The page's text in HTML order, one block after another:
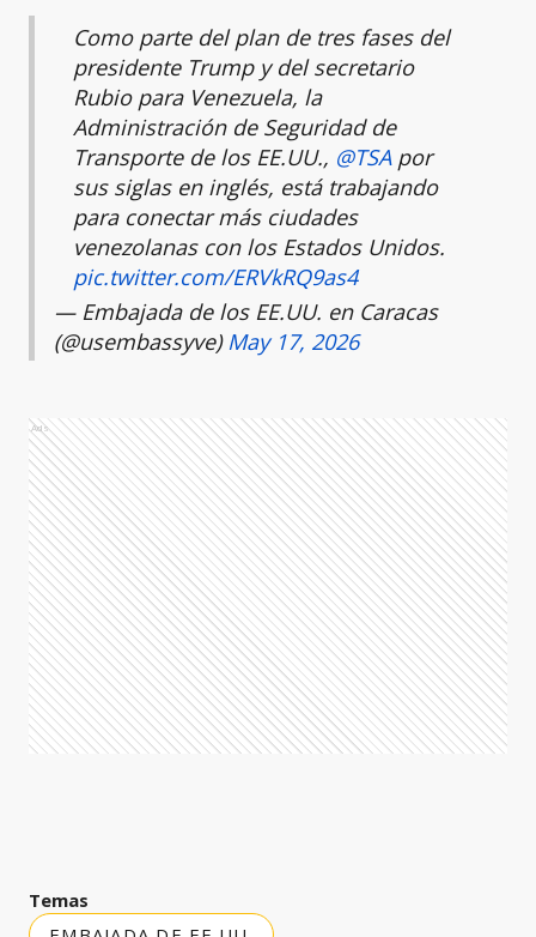
Como parte del plan de tres fases del
presidente Trump y del secretario
Rubio para Venezuela, la
Administración de Seguridad de
Transporte de los EE.UU., @TSApor
sus siglas en inglés, está trabajando
para conectar más ciudades
venezolanas con los Estados Unidos.
pic.twitter.com/ERVkRQ9as4
— Embajada de los EE.UU. en Caracas
(@usembassyve) May 17, 2026
Ads
Temas